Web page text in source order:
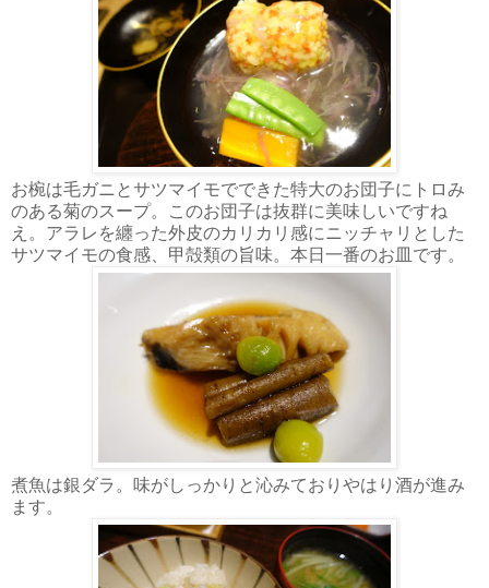
お椀は毛ガニとサツマイモでできた特大のお団子にトロみ
のある菊のスープ。このお団子は抜群に美味しいですね
え。アラレを纏った外皮のカリカリ感にニッチャリとした
サツマイモの食感、甲殻類の旨味。本日一番のお皿です。
煮魚は銀ダラ。味がしっかりと沁みておりやはり酒が進み
ます。